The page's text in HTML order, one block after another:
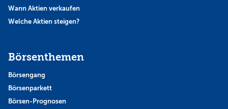
Wann Aktien verkaufen
Welche Aktien steigen?
Börsenthemen
Börsengang
Börsenparkett
Börsen-Prognosen